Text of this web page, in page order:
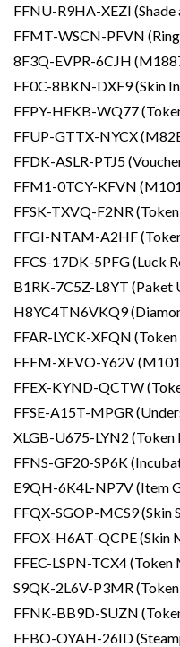
FFNU-R9HA-XEZI (Shade
FFMT-WSCN-PFVN
8F3Q-EVPR-6CJH
FF0C-8BKN-DXF9 (Skin
FFPY-HEKB-WQ77
FFUP-GTTX-NYCX
FFDK-ASLR-PTJ5
FFM1-0TCY-KFVN
FFSK-TXVQ-F2NR
FFGI-NTAM-A2HF
FFCS-17DK-5PFG (Luck
B1RK-7C5Z-L8YT (Paket
H8YC4TN6VKQ9
FFAR-LYCK-XFQN
FFFM-XEVO-Y62V
FFEX-KYND-QCTW
FFSE-A15T-MPGR
XLGB-U675-LYN2 (Token
FFNS-GF20-SP6K
E9QH-6K4L-NP7V (Item
FFQX-SGOP-MCS9 (Skin
FFOX-H6AT-QCPE (Skin
FFEC-LSPN-TCX4 (Token
S9QK-2L6V-P3MR
FFNK-BB9D-SUZN
FFBO-OYAH-26ID